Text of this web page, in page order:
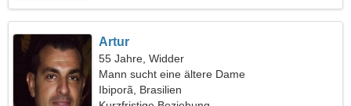
Artur
55 Jahre, Widder
Mann sucht eine ältere Dame
Ibiporã, Brasilien